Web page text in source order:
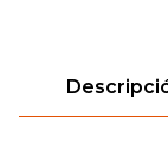
20 | 5,32 | |
360x4,5